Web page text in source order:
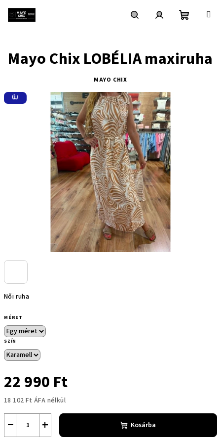
Női ruha
MÉRET
SZÍN
22 990 Ft
18 102 Ft ÁFA nélkül
+
− Kosárba
Mayo Chix LOBÉLIA maxiruha
MAYO CHIX
ÚJ